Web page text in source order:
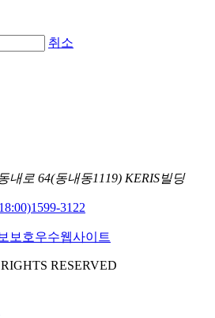
취소
내로 64(동내동1119) KERIS빌딩
1599-3122
RESERVED